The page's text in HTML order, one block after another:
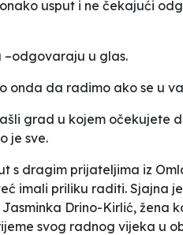
usput i ne čekajući
–odgovaraju u glas.
onda da radimo ako se u
grad u kojem očekujete
je sve.
s dragim prijateljima iz
imali priliku raditi. Sjajna
Drino-Kirlić, žena
svog radnog vijeka u